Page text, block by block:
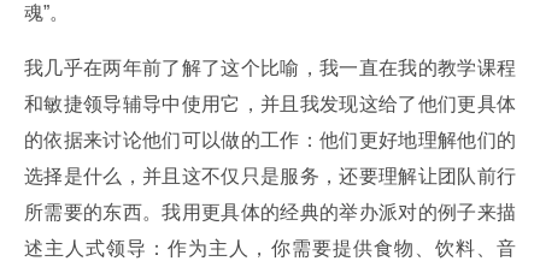
魂”。
我几乎在两年前了解了这个比喻，我一直在我的教学课程
和敏捷领导辅导中使用它，并且我发现这给了他们更具体
的依据来讨论他们可以做的工作：他们更好地理解他们的
选择是什么，并且这不仅只是服务，还要理解让团队前行
所需要的东西。我用更具体的经典的举办派对的例子来描
述主人式领导：作为主人，你需要提供食物、饮料、音